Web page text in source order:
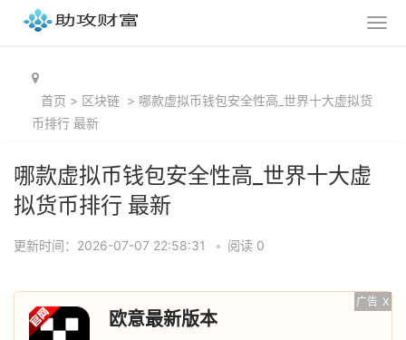
首页 > 区块链 > 哪款虚拟币钱包安全性高_世界十大虚拟货
币排行 最新
哪款虚拟币钱包安全性高_世界十大虚
拟货币排行 最新
更新时间：2026-07-07 22:58:31 • 阅读 0
广告 X
欧意最新版本